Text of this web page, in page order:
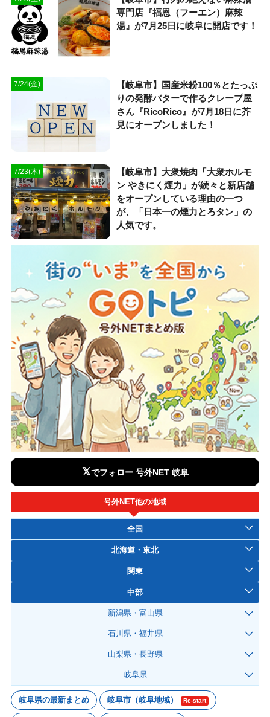
専門店『福恩（フーエン）麻辣
湯』が7月25日に岐阜に開店です！
7/24(金)
【岐阜市】国産米粉100％とたっぷ
りの発酵バターで作るクレープ屋
さん『RicoRico』が7月18日に芥
見にオープンしました！
7/23(木)
【岐阜市】大衆焼肉「大衆ホルモ
ン やきにく煙力」が続々と新店舗
をオープンしている理由の一つ
が、「日本一の煙力とろタン」の
人気です。
𝕏でフォロー 号外NET 岐阜
号外NET他の地域
全国
北海道・東北
関東
中部
新潟県・富山県
石川県・福井県
山梨県・長野県
岐阜県
岐阜県の最新まとめ 岐阜市（岐阜地域） Re-start